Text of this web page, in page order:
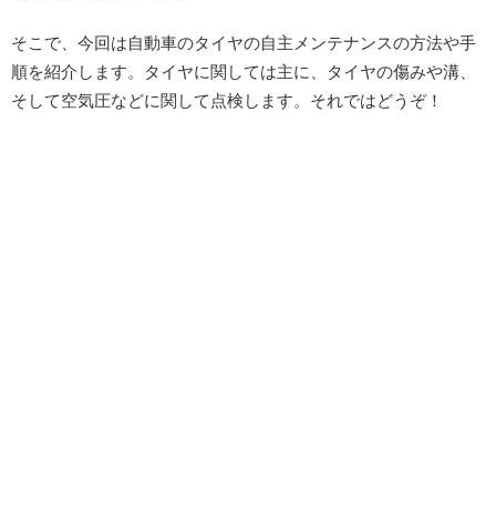
そこで、今回は自動車のタイヤの自主メンテナンスの方法や手
順を紹介します。タイヤに関しては主に、タイヤの傷みや溝、
そして空気圧などに関して点検します。それではどうぞ！